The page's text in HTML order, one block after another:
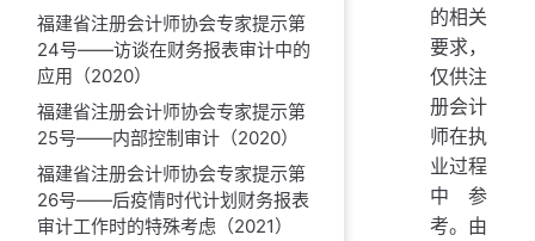
福建省注册会计师协会专家提示第
24号——访谈在财务报表审计中的
应用（2020）
福建省注册会计师协会专家提示第
25号——内部控制审计（2020）
福建省注册会计师协会专家提示第
26号——后疫情时代计划财务报表
审计工作时的特殊考虑（2021）
的相关
要求，
仅供注
册会计
师在执
业过程
中参
考。由